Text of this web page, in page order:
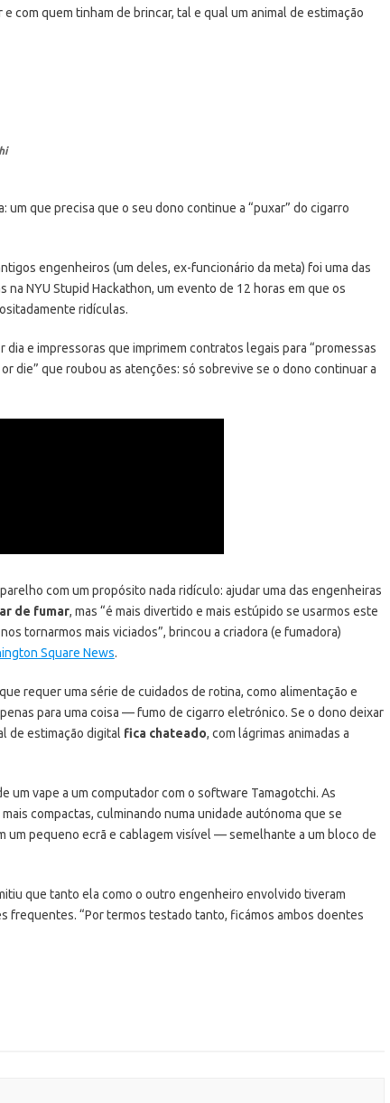
com quem tinham de brincar, tal e qual um animal de estimação
um que precisa que o seu dono continue a “puxar” do cigarro
engenheiros (um deles, ex-funcionário da meta) foi uma das
na NYU Stupid Hackathon, um evento de 12 horas em que os
ridículas.
dia e impressoras que imprimem contratos legais para “promessas
die” que roubou as atenções: só sobrevive se o dono continuar a
com um propósito nada ridículo: ajudar uma das engenheiras
de fumar, mas “é mais divertido e mais estúpido se usarmos este
tornarmos mais viciados”, brincou a criadora (e fumadora)
Square News.
requer uma série de cuidados de rotina, como alimentação e
para uma coisa — fumo de cigarro eletrónico. Se o dono deixar
de estimação digital fica chateado, com lágrimas animadas a
um vape a um computador com o software Tamagotchi. As
compactas, culminando numa unidade autónoma que se
um pequeno ecrã e cablagem visível — semelhante a um bloco de
que tanto ela como o outro engenheiro envolvido tiveram
frequentes. “Por termos testado tanto, ficámos ambos doentes